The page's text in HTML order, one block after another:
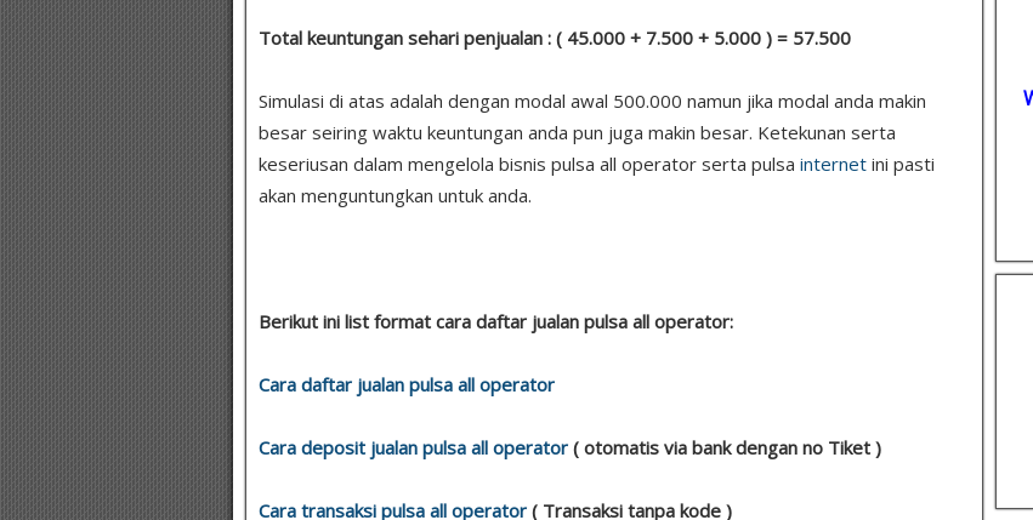
Total keuntungan sehari penjualan : ( 45.000 + 7.500 + 5.000 ) = 57.500
Simulasi di atas adalah dengan modal awal 500.000 namun jika modal anda makin
besar seiring waktu keuntungan anda pun juga makin besar. Ketekunan serta
keseriusan dalam mengelola bisnis pulsa all operator serta pulsa internet ini pasti
akan menguntungkan untuk anda.
Berikut ini list format cara daftar jualan pulsa all operator:
Cara daftar jualan pulsa all operator
Cara deposit jualan pulsa all operator ( otomatis via bank dengan no Tiket )
Cara transaksi pulsa all operator ( Transaksi tanpa kode )